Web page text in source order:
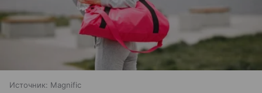
Источник: Magnific